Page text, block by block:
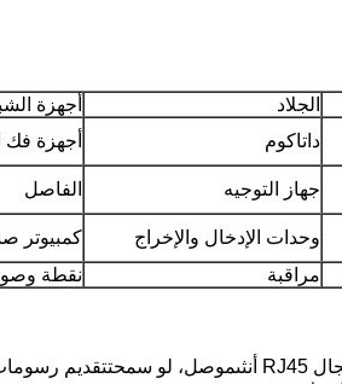
الجلاد
أجهزة
داتاكوم أجهزة فك
جهاز التوجيه الفاصل
وحدات الإدخال والإخراج
كمبيوتر
مراقبة نقطة
موصل، لو سمحتتقديم